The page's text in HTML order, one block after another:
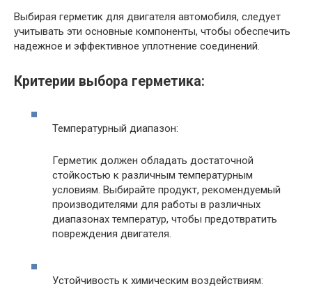
Выбирая герметик для двигателя автомобиля, следует
учитывать эти основные компоненты, чтобы обеспечить
надежное и эффективное уплотнение соединений.
Критерии выбора герметика:
Температурный диапазон:
Герметик должен обладать достаточной
стойкостью к различным температурным
условиям. Выбирайте продукт, рекомендуемый
производителями для работы в различных
диапазонах температур, чтобы предотвратить
повреждения двигателя.
Устойчивость к химическим воздействиям: